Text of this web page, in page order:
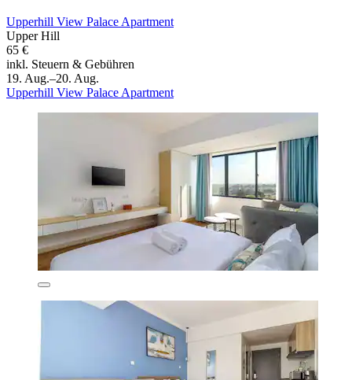
Upperhill View Palace Apartment
Upper Hill
65 €
inkl. Steuern & Gebühren
19. Aug.–20. Aug.
Upperhill View Palace Apartment